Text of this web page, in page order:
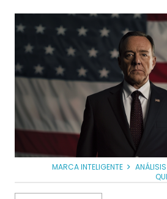
MARCA INTELIGENTE